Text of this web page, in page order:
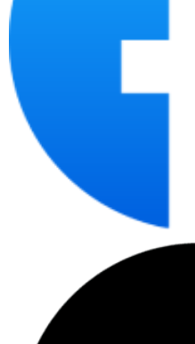
2. Ưu điểm và nhược điểm
Là thương nổi tiếng nhất nhì về
hãng có nhiều ưu điểm vượt trội:
Chất lượng in ấn
sử dụng công nghệ
sắc nét, chất lượng
in ra các văn bản,
ràng, sắc nét.
Tốc độ in nhanh:
Brother giúp tiết
việc. Bạn có thể in ra
ngắn, đáp ứng
Tiết kiệm năng